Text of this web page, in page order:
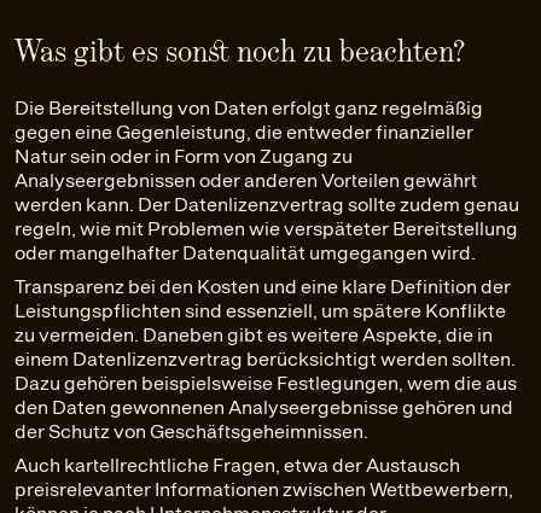
Was gibt es sonst noch zu beachten?
Die Bereitstellung von Daten erfolgt ganz regelmäßig
gegen eine Gegenleistung, die entweder finanzieller
Natur sein oder in Form von Zugang zu
Analyseergebnissen oder anderen Vorteilen gewährt
werden kann. Der Datenlizenzvertrag sollte zudem genau
regeln, wie mit Problemen wie verspäteter Bereitstellung
oder mangelhafter Datenqualität umgegangen wird.
Transparenz bei den Kosten und eine klare Definition der
Leistungspflichten sind essenziell, um spätere Konflikte
zu vermeiden. Daneben gibt es weitere Aspekte, die in
einem Datenlizenzvertrag berücksichtigt werden sollten.
Dazu gehören beispielsweise Festlegungen, wem die aus
den Daten gewonnenen Analyseergebnisse gehören und
der Schutz von Geschäftsgeheimnissen.
Auch kartellrechtliche Fragen, etwa der Austausch
preisrelevanter Informationen zwischen Wettbewerbern,